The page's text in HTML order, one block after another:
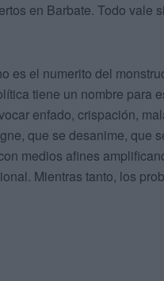
en Barbate. Todo vale
es el numerito del
tiene un nombre para
enfado, crispación,
que se desanime, que
medios afines
Mientras tanto, los